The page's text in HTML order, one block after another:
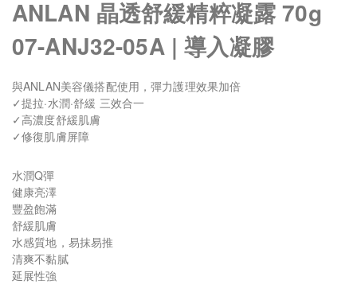
ANLAN 晶透舒緩精粹凝露 70g
07-ANJ32-05A | 導入凝膠
與ANLAN美容儀搭配使用，彈力護理效果加倍
✓提拉·水潤·舒緩 三效合一
✓高濃度舒緩肌膚
✓修復肌膚屏障
水潤Q彈
健康亮澤
豐盈飽滿
舒緩肌膚
水感質地，易抹易推
清爽不黏膩
延展性強